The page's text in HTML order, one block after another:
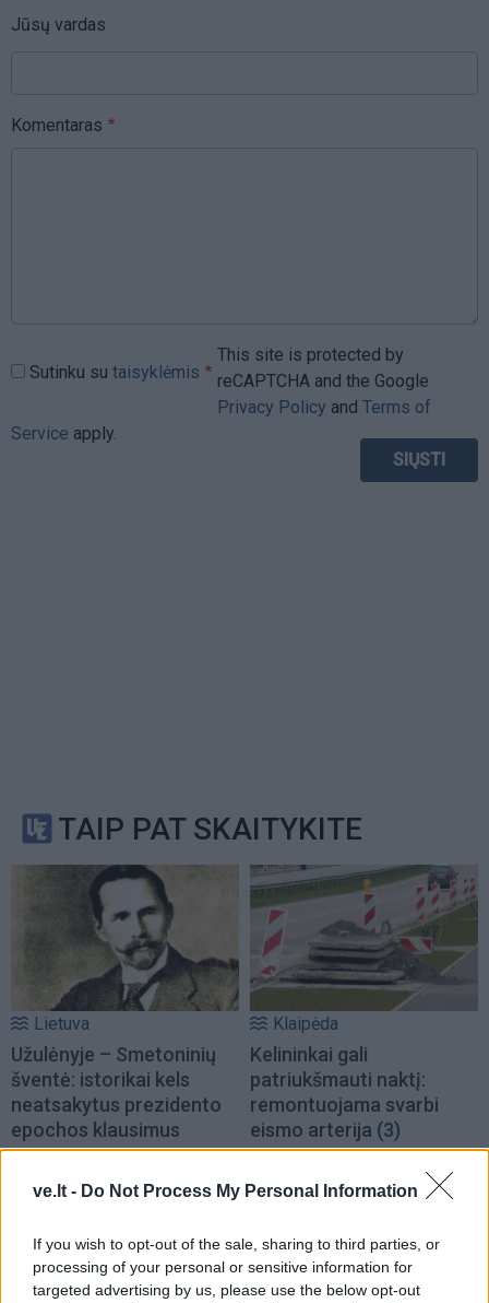
ve.lt - Do Not Process My Personal Information
If you wish to opt-out of the sale, sharing to third parties, or
processing of your personal or sensitive information for
targeted advertising by us, please use the below opt-out
Jūsų vardas
Komentaras
Sutinku su taisyklėmis
This site is protected by
reCAPTCHA and the Google
Privacy Policy and Terms of
Service apply.
TAIP PAT SKAITYKITE
Lietuva
Užulėnyje – Smetoninių
šventė: istorikai kels
neatsakytus prezidento
epochos klausimus
Klaipėda
Kelininkai gali
patriukšmauti naktį:
remontuojama svarbi
eismo arterija (3)